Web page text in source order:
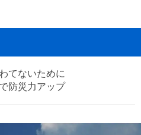
てないために
防災力アップ